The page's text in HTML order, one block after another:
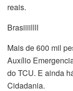
reais.
Brasiiiillll
Mais de 600 mil
Auxílio
do TCU. E ainda
Cidadania.